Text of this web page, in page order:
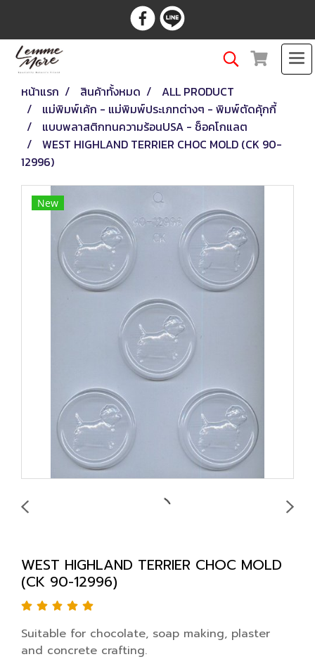
หน้าแรก สินค้าทั้งหมด
ALL PRODUCT
แม่พิมพ์เค้ก - แม่พิมพ์ประเภทต่างๆ - พิมพ์ตัดคุ้กกี้
แบบพลาสติกทนความร้อนUSA - ช็อคโกแลต
WEST HIGHLAND TERRIER CHOC MOLD (CK 90-
12996)
New
WEST HIGHLAND TERRIER CHOC MOLD
(CK 90-12996)
Suitable for chocolate, soap making, plaster
and concrete crafting.